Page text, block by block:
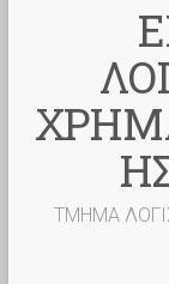
ΤΜΗΜΑ